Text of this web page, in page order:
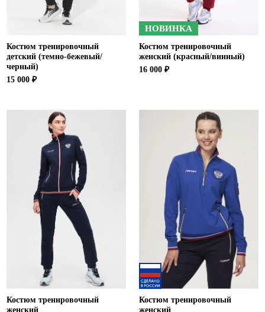
Костюм тренировочный
детский (темно-бежевый/
черный)
15 000 ₽
НОВИНКА
Костюм тренировочный
женский (красный/винный)
16 000 ₽
Костюм тренировочный
женский
Костюм тренировочный
женский